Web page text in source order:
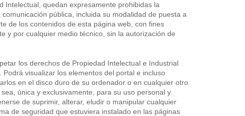
Intelectual, quedan expresamente prohibidas la
pública, incluida su modalidad de puesta a
de los contenidos de esta página web, con fines
y por cualquier medio técnico, sin la autorización de
los derechos de Propiedad Intelectual e Industrial
Podrá visualizar los elementos del portal e incluso
en el disco duro de su ordenador o en cualquier otro
única y exclusivamente, para su uso personal y
de suprimir, alterar, eludir o manipular cualquier
de seguridad que estuviera instalado en las páginas